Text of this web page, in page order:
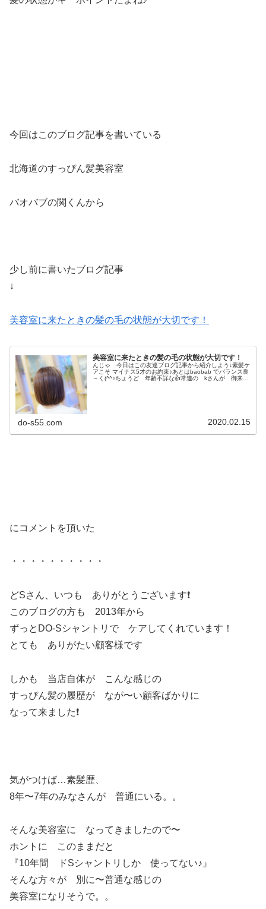
今回はこのブログ記事を書いている
北海道のすっぴん髪美容室
バオバブの関くんから
少し前に書いたブログ記事
↓
美容室に来たときの髪の毛の状態が大切です！
美容室に来たときの髪の毛の状態が大切です！
んじゃ 今日はこの友達ブログ記事から紹介しよう↓素髪ケ
アこそ マイナス5才のお約束♪あとはbaobab でバランス良
～く(^^♪ちょうど 年齢不詳な👍常連の kさんが 御来
do-s55.com 2020.02.15
にコメントを頂いた
・・・・・・・・・・
どSさん、いつも ありがとうございます❗️
このブログの方も 2013年から
ずっとDO-Sシャントリで ケアしてくれています！
とても ありがたい顧客様です
しかも 当店自体が こんな感じの
すっぴん髪の履歴が なが〜い顧客ばかりに
なって来ました❗️
気がつけば…素髪歴、
8年〜7年のみなさんが 普通にいる。。
そんな美容室に なってきましたので〜
ホントに このままだと
『10年間 ドSシャントリしか 使ってない♪』
そんな方々が 別に〜普通な感じの
美容室になりそうで。。